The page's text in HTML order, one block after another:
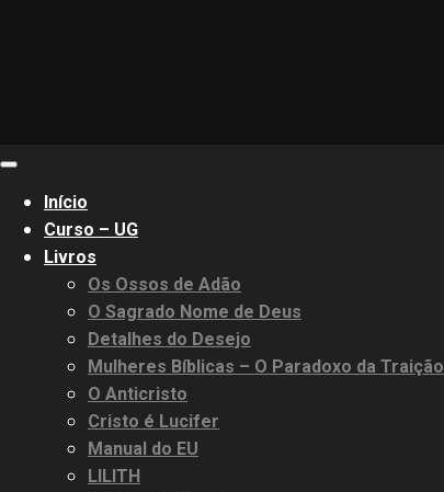
Primary
MenuInício
Curso – UG
Livros
Os Ossos de Adão
O Sagrado Nome de Deus
Detalhes do Desejo
Mulheres Bíblicas – O Paradoxo da Traição
O Anticristo
Cristo é Lucifer
Manual do EU
LILITH